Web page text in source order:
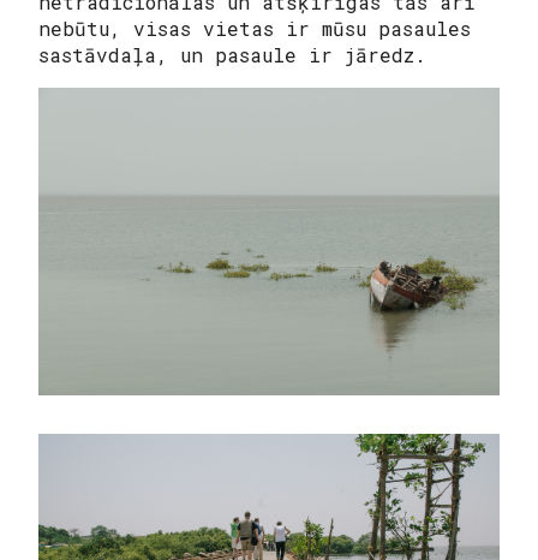
nebūtu, visas vietas ir mūsu pasaules
sastāvdaļa, un pasaule ir jāredz.